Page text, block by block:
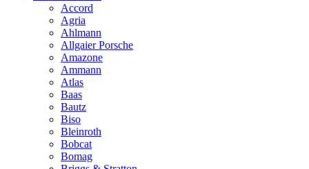
Accord
Agria
Ahlmann
Allgaier Porsche
Amazone
Ammann
Atlas
Baas
Bautz
Biso
Bleinroth
Bobcat
Bomag